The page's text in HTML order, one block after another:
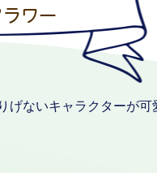
ワー
げないキャラクターが可